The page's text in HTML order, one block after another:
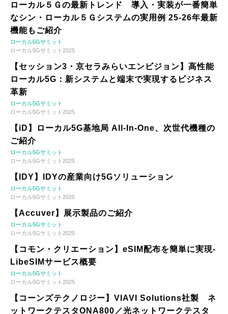
ローカル５Ｇの最新トレンド 導入・実装が一番簡単
なシン・ローカル５Ｇシステムの実用例 25-26年最新
機能もご紹介
ローカル5Gサミット
ローカル5Gサミット2025
【セッション3・京セラみらいエンビジョン】高性能
ローカル5G：新システムと端末で実現するビジネス
革新
ローカル5Gサミット
ローカル5Gサミット2025
【iD】ローカル5G基地局 All-In-One、次世代機種の
ご紹介
ローカル5Gサミット
ローカル5Gサミット2025
【IDY】IDYの産業向け5Gソリューション
ローカル5Gサミット
ローカル5Gサミット2025
【Accuver】展示製品のご紹介
ローカル5Gサミット
ローカル5Gサミット2025
【コモン・クリエーション】eSIM配布を簡単に実現-
LibeSIMサービス概要
ローカル5Gサミット
ローカル5Gサミット2025
【コーンズテクノロジー】VIAVI Solutions社製 ネ
ットワークテスタONA800／光ネットワークテスタ